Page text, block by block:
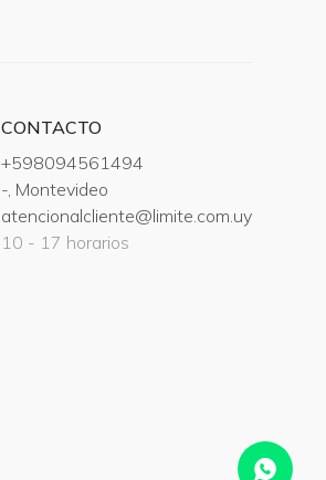
CONTACTO
+598094561494
-, Montevideo
atencionalcliente@limite.com.uy
10 - 17 horarios